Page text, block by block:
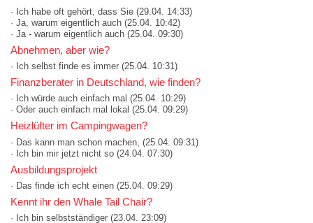
· Ich habe oft gehört, dass Sie (29.04. 14:33)
· Ja, warum eigentlich auch (25.04. 10:42)
· Ja - warum eigentlich auch (25.04. 09:30)
Abnehmen, aber wie?
· Ich selbst finde es immer (25.04. 10:31)
Finanzberater in Deutschland, wie finden?
· Ich würde auch einfach mal (25.04. 10:29)
· Oder auch einfach mal lokal (25.04. 09:29)
Heizlüfter im Campingwagen?
· Das kann man schon machen, (25.04. 09:31)
· Ich bin mir jetzt nicht so (24.04. 07:30)
Ausbildungsprojekt
· Das finde ich echt einen (25.04. 09:29)
Kennt ihr den Whale Tail Chair?
· Ich bin selbstständiger (23.04. 23:09)